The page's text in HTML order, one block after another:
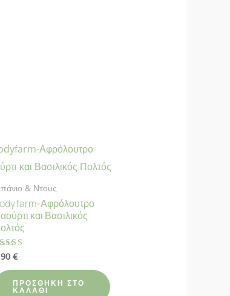
& Ντους
Αφρόλουτρο
και Βασιλικός
5
€
ΠΡΟΣΘΉΚΗ ΣΤΟ
ΚΑΛΆΘΙ